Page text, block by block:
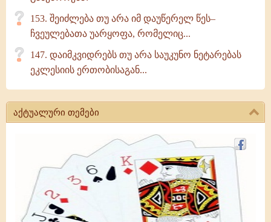
153. შეიძლება თუ არა იმ დაუწერელ წეს–
ჩვეულებათა უარყოფა, რომელიც...
147. დაიმკვიდრებს თუ არა საუკუნო ნეტარებას
ეკლესიის ერთობისაგან...
აქტუალური თემები